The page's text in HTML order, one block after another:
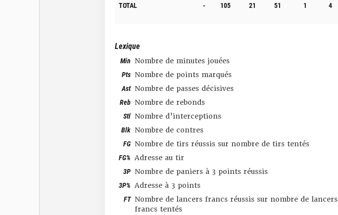
TOTAL
- 105 21 51 1 4
Lexique
Min Nombre de minutes jouées
Pts Nombre de points marqués
Ast Nombre de passes décisives
Reb Nombre de rebonds
Stl Nombre d’interceptions
Blk Nombre de contres
FG Nombre de tirs réussis sur nombre de tirs tentés
FG% Adresse au tir
3P Nombre de paniers à 3 points réussis
3P% Adresse à 3 points
FT Nombre de lancers francs réussis sur nombre de lancers
francs tentés